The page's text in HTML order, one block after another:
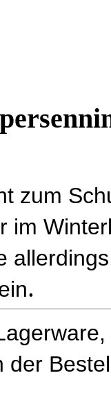
zum
im
.
der